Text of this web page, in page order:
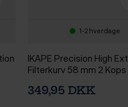
1-2 hverdage
IKAPE Precision High
Filterkurv 58 mm 2 Kops
349,95 DKK